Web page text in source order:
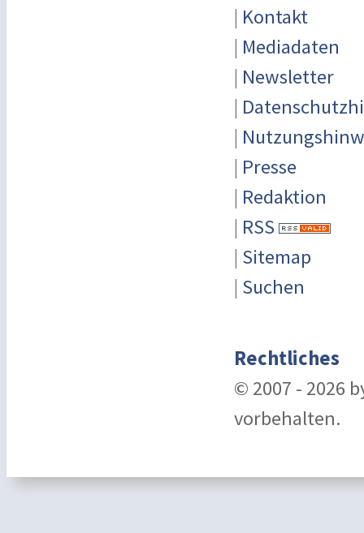
| Kontakt
| Mediadaten
| Newsletter
|
|
| Presse
| Redaktion
| RSS
| Sitemap
| Suchen
Rechtliches
© 2007 - 2026
vorbehalten.